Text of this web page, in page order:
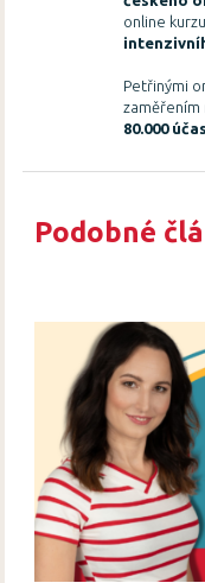
online
Petřinými
zaměřením
80.000
Podobné